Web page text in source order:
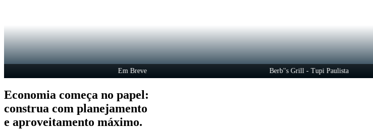
Em Breve Berb''s Grill - Tupi Paulista
Economia começa no papel:
construa com planejamento
e aproveitamento máximo.